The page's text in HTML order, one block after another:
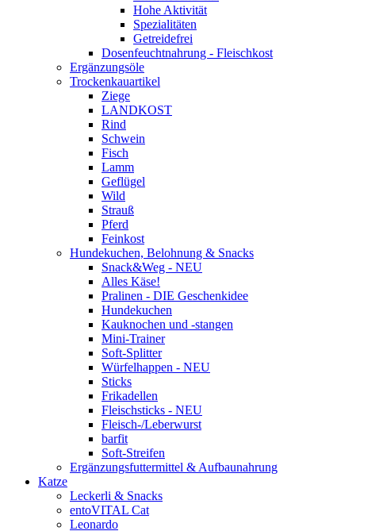
Hohe Aktivität
Spezialitäten
Getreidefrei
Dosenfeuchtnahrung - Fleischkost
Ergänzungsöle
Trockenkauartikel
Ziege
LANDKOST
Rind
Schwein
Fisch
Lamm
Geflügel
Wild
Strauß
Pferd
Feinkost
Hundekuchen, Belohnung & Snacks
Snack&Weg - NEU
Alles Käse!
Pralinen - DIE Geschenkidee
Hundekuchen
Kauknochen und -stangen
Mini-Trainer
Soft-Splitter
Würfelhappen - NEU
Sticks
Frikadellen
Fleischsticks - NEU
Fleisch-/Leberwurst
barfit
Soft-Streifen
Ergänzungsfuttermittel & Aufbaunahrung
Katze
Leckerli & Snacks
entoVITAL Cat
Leonardo